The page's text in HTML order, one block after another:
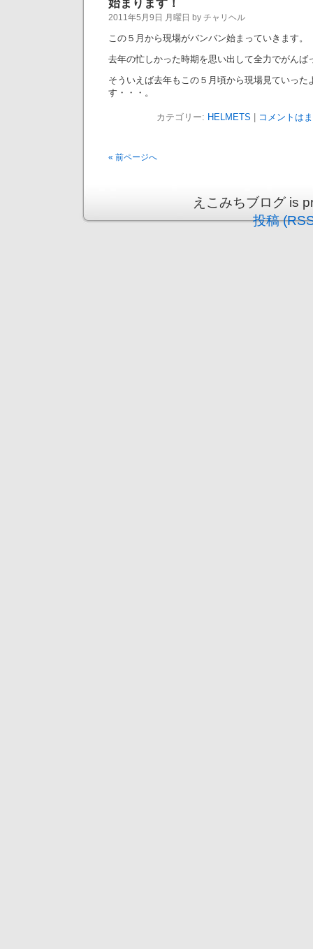
始まります！
2011年5月9日 月曜日 by チャリヘル
この５月から現場がバンバン始まっていきます。
去年の忙しかった時期を思い出して全力でがんば
そういえば去年もこの５月頃から現場見ていった
す・・・。
カテゴリー: HELMETS コメントは
« 前ページへ
えこみちブログ is
投稿